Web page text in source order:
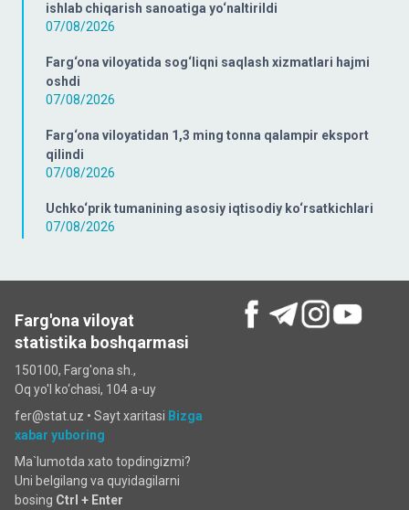
ishlab chiqarish sanoatiga yo‘naltirildi
07/08/2026
Farg‘ona viloyatida sog‘liqni saqlash xizmatlari hajmi
oshdi
07/08/2026
Farg‘ona viloyatidan 1,3 ming tonna qalampir eksport
qilindi
07/08/2026
Uchko‘prik tumanining asosiy iqtisodiy ko‘rsatkichlari
07/08/2026
Farg'ona viloyat
statistika boshqarmasi
150100, Farg'ona sh.,
Oq yo'l ko‘chаsi, 104 a-uy
fer@stat.uz • Sayt xaritasi Bizga
xabar yuboring
Ma`lumotda xato topdingizmi?
Uni belgilang va quyidagilarni
bosing Ctrl + Enter